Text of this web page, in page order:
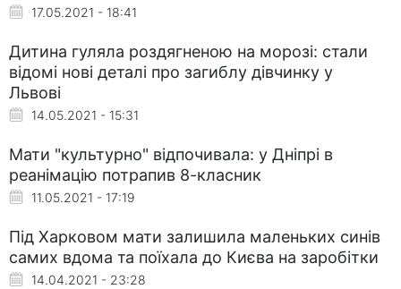
17.05.2021 - 18:41
Дитина гуляла роздягненою на морозі: стали
відомі нові деталі про загиблу дівчинку у
Львові
14.05.2021 - 15:31
Мати "культурно" відпочивала: у Дніпрі в
реанімацію потрапив 8-класник
11.05.2021 - 17:19
Під Харковом мати залишила маленьких синів
самих вдома та поїхала до Києва на заробітки
14.04.2021 - 23:28